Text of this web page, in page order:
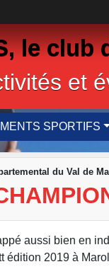
le
et
SPORTIFS
du Val de
aussi bien en
édition 2019 à